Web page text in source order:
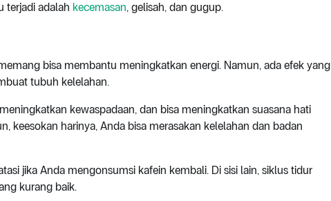
terjadi adalah kecemasan, gelisah, dan gugup.
bisa membantu meningkatkan energi. Namun, ada efek yang
tubuh kelelahan.
kewaspadaan, dan bisa meningkatkan suasana hati
keesokan harinya, Anda bisa merasakan kelelahan dan badan
jika Anda mengonsumsi kafein kembali. Di sisi lain, siklus tidur
kurang baik.